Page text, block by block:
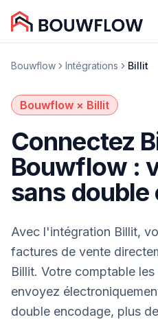
Bouwflow Intégrations Billit
Bouwflow × Billit
Connectez
Bouwflow :
sans double
Avec l'intégration Billit,
factures de vente
Billit. Votre comptable
envoyez
double encodage, plus